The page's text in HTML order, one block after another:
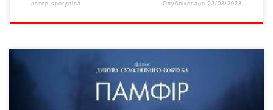
автор sporynina Опубліковано23/03/2023
Проект повнометражного фільму українського режисера і
нашого земляка Дмитра Сухолиткого-Собчука відібрано серед